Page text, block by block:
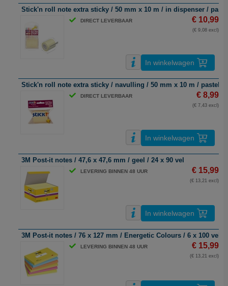
Stick'n roll note extra sticky / 50 mm x 10 m / in dispenser /
DIRECT LEVERBAAR € 10,99
(€ 9,08 excl)
In winkelwagen
Stick'n roll note extra sticky / navulling / 50 mm x 10 m /
DIRECT LEVERBAAR € 8,99
(€ 7,43 excl)
In winkelwagen
3M Post-it notes / 47,6 x 47,6 mm / geel / 24 x 90 vel
LEVERING BINNEN 48 UUR € 15,99
(€ 13,21 excl)
In winkelwagen
3M Post-it notes / 76 x 127 mm / Energetic Colours / 6 x 100 vel
LEVERING BINNEN 48 UUR € 15,99
(€ 13,21 excl)